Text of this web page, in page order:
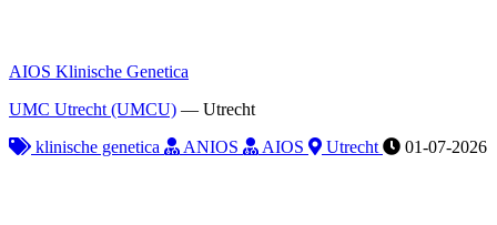
AIOS Klinische Genetica
UMC Utrecht (UMCU) — Utrecht
klinische genetica
ANIOS AIOS Utrecht 01-07-2026